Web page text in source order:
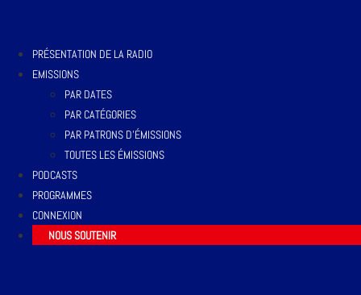
PRÉSENTATION DE LA RADIO
EMISSIONS
PAR DATES
PAR CATÉGORIES
PAR PATRONS D’ÉMISSIONS
TOUTES LES ÉMISSIONS
PODCASTS
PROGRAMMES
CONNEXION
NOUS SOUTENIR